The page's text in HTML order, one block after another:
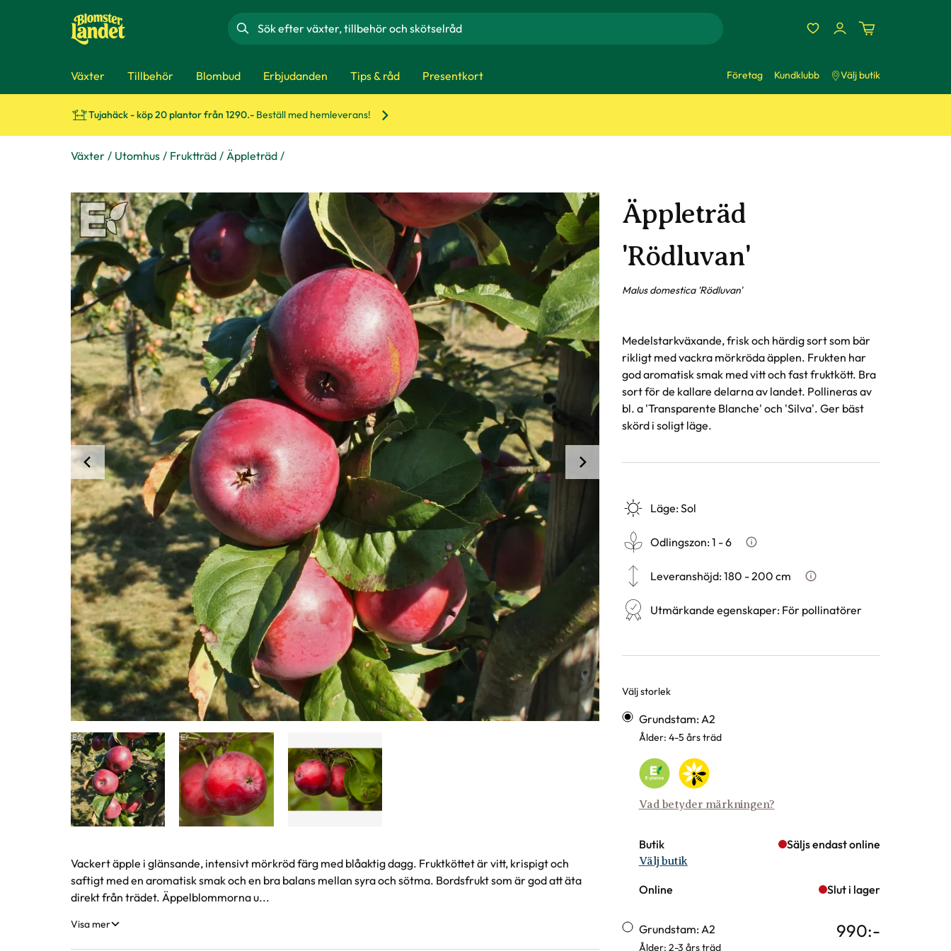
Sök
Växter Tillbehör Blombud Erbjudanden Tips & råd Presentkort Företag Kundklubb Välj butik
Tujahäck - köp 20 plantor från 1290.- Beställ med hemleverans!
Växter Utomhus Fruktträd Äppleträd
Äppleträd
'Rödluvan'
Malus domestica 'Rödluvan'
Medelstarkväxande, frisk och härdig sort som bär
rikligt med vackra mörkröda äpplen. Frukten har
god aromatisk smak med vitt och fast fruktkött. Bra
sort för de kallare delarna av landet. Pollineras av
bl. a 'Transparente Blanche' och 'Silva'. Ger bäst
skörd i soligt läge.
Läge:Sol
Odlingszon:1 - 6
Vad är odlingszon?
Leveranshöjd:180 - 200 cm
Hur vi mäter leveranshöjd
Utmärkande egenskaper: För pollinatörer
Välj storlek
Varianter
Grundstam: A2
Ålder: 4-5 års träd
Vad betyder märkningen?
Butik Säljs endast online
Välj butik
Online Slut i lager
Grundstam: A2
Ålder: 2-3 års träd
990:-
Produktinformation
Vackert äpple i glänsande, intensivt mörkröd färg med blåaktig dagg. Fruktköttet är vitt, krispigt och
saftigt med en aromatisk smak och en bra balans mellan syra och sötma. Bordsfrukt som är god att äta
direkt från trädet. Äppelblommorna u...
Visa mer